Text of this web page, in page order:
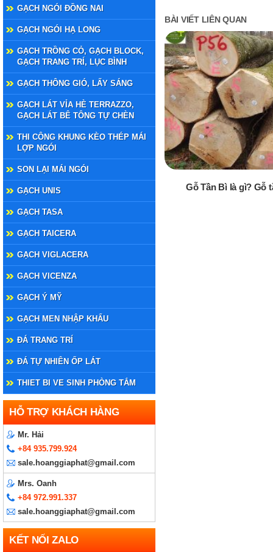
GẠCH NGÓI ĐỒNG NAI
GẠCH NGÓI HẠ LONG
GẠCH TRỒNG CỎ, GẠCH BLOCK,
GẠCH TRANG TRÍ, LỤC BÌNH
GẠCH THÔNG GIÓ, LẤY SÁNG
GẠCH LÁT VỈA HÈ TERRAZZO,
GẠCH LÁT BÊ TÔNG TỰ CHÈN
THI CÔNG KHUNG KÈO THÉP MÁI
LỢP NGÓI
SON LẠI MÁI NGÓI
GẠCH UNIS
GẠCH TASA
GẠCH TAICERA
GẠCH VIGLACERA
GẠCH VICENZA
GẠCH Ý MỸ
GẠCH MEN NHẬP KHẨU
ĐÁ TRANG TRÍ
ĐÁ TỰ NHIÊN ỐP LÁT
THIET BI VE SINH PHÒNG TẮM
HỖ TRỢ KHÁCH HÀNG
Mr. Hải
+84 935.799.924
sale.hoanggiaphat@gmail.com
Mrs. Oanh
+84 972.991.337
sale.hoanggiaphat@gmail.com
KẾT NỐI ZALO
BÀI VIẾT LIÊN QUAN
Gỗ Tần Bì là gì? Gỗ